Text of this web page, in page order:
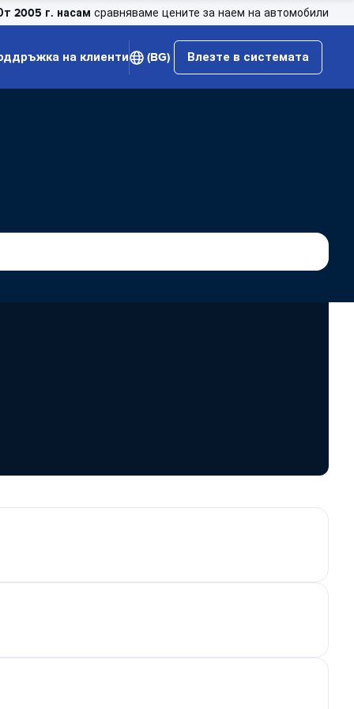
2005 г. насам сравняваме цените за наем на автомобили
на клиенти (BG) Влезте в системата